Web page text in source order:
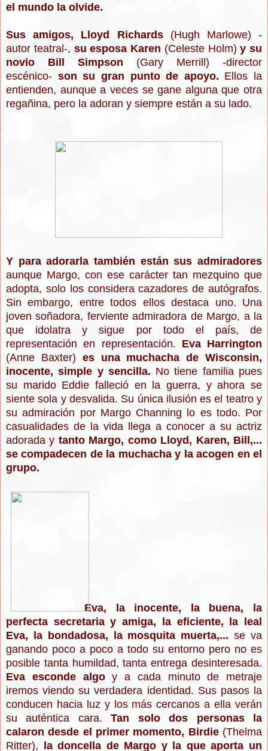
el mundo la olvide.
Sus amigos, Lloyd Richards(Hugh Marlowe) -
autor teatral-, su esposa Karen (Celeste Holm)y su
novio Bill Simpson (Gary Merrill) -director
escénico- son su gran punto de apoyo. Ellos la
entienden, aunque a veces se gane alguna que otra
regañina, pero la adoran y siempre están a su lado.
Y para adorarla también están sus admiradores
aunque Margo, con ese carácter tan mezquino que
adopta, solo los considera cazadores de autógrafos.
Sin embargo, entre todos ellos destaca uno. Una
joven soñadora, ferviente admiradora de Margo, a la
que idolatra y sigue por todo el país, de
representación en representación. Eva Harrington
(Anne Baxter) es una muchacha de Wisconsin,
inocente, simple y sencilla. No tiene familia pues
su marido Eddie falleció en la guerra, y ahora se
siente sola y desvalida. Su única ilusión es el teatro y
su admiración por Margo Channing lo es todo. Por
casualidades de la vida llega a conocer a su actriz
adorada y tanto Margo, como Lloyd, Karen, Bill,...
se compadecen de la muchacha y la acogen en el
grupo.
Eva, la inocente, la buena, la
perfecta secretaria y amiga, la eficiente, la leal
Eva, la bondadosa, la mosquita muerta,... se va
ganando poco a poco a todo su entorno pero no es
posible tanta humildad, tanta entrega desinteresada.
Eva esconde algoy a cada minuto de metraje
iremos viendo su verdadera identidad. Sus pasos la
conducen hacia luz y los más cercanos a ella verán
su auténtica cara.Tan solo dos personas la
calaron desde el primer momento, Birdie (Thelma
Ritter), la doncella de Margo y la que aporta un